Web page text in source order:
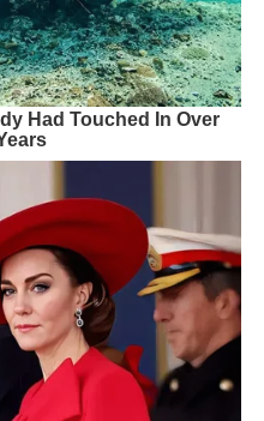
Had Touched In Over